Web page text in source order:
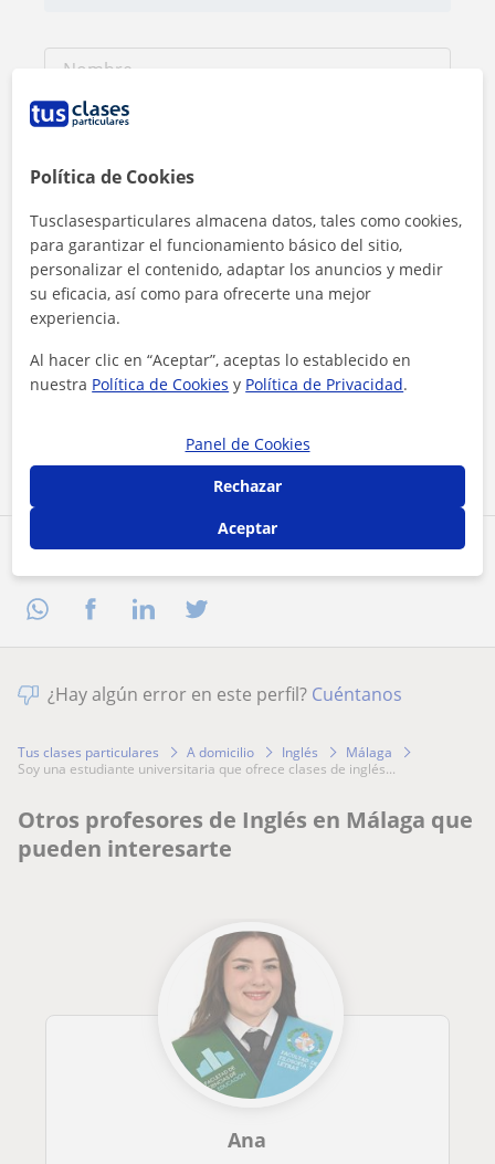
Comparte a este profesor
Al hacer clic, aceptas nuestro aviso legal y de privacidad
Contactar ahora
¿Hay algún error en este perfil? Cuéntanos
Tus clases particulares A domicilio Inglés
Málaga
soy una estudiante universitaria que ofrece clases de inglés...
Otros profesores de Inglés en Málaga que
pueden interesarte
Ana
Política de Cookies
Tusclasesparticulares almacena datos, tales como cookies,
para garantizar el funcionamiento básico del sitio,
personalizar el contenido, adaptar los anuncios y medir
su eficacia, así como para ofrecerte una mejor
experiencia.
Al hacer clic en “Aceptar”, aceptas lo establecido en
nuestra Política de Cookies y Política de Privacidad.
Panel de Cookies
Rechazar
Aceptar